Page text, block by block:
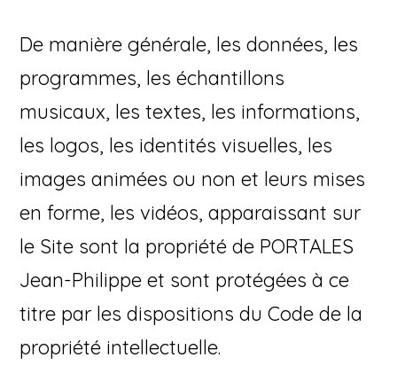
De manière générale, les données, les
programmes, les échantillons
musicaux, les textes, les informations,
les logos, les identités visuelles, les
images animées ou non et leurs mises
en forme, les vidéos, apparaissant sur
le Site sont la propriété de PORTALES
Jean-Philippe et sont protégées à ce
titre par les dispositions du Code de la
propriété intellectuelle.